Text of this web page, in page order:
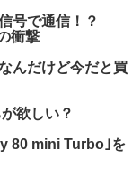
号で通信！？
衝撃
んだけど今だと買
欲しい？
80 mini Turbo｣を